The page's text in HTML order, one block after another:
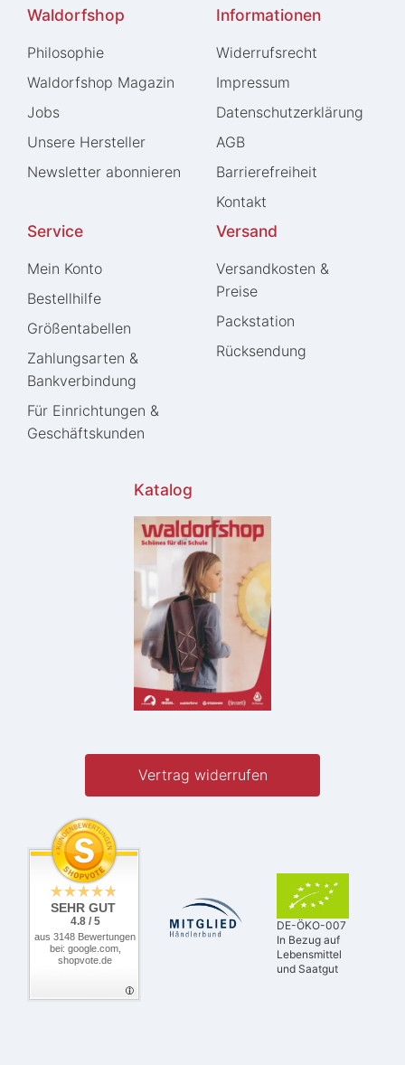
Waldorfshop
Philosophie
Waldorfshop Magazin
Jobs
Unsere Hersteller
Newsletter abonnieren
Informationen
Widerrufs­recht
Impressum
Daten­schutz­erklärung
AGB
Barrierefreiheit
Kontakt
Service
Mein Konto
Bestellhilfe
Größentabellen
Zahlungsarten &
Bankverbindung
Für Einrichtungen &
Geschäftskunden
Versand
Versandkosten &
Preise
Packstation
Rücksendung
Katalog
Vertrag widerrufen
SEHR GUT
4.8 / 5
aus 3148 Bewertungen
bei: google.com,
shopvote.de
DE-ÖKO-007
In Bezug auf
Lebensmittel
und Saatgut